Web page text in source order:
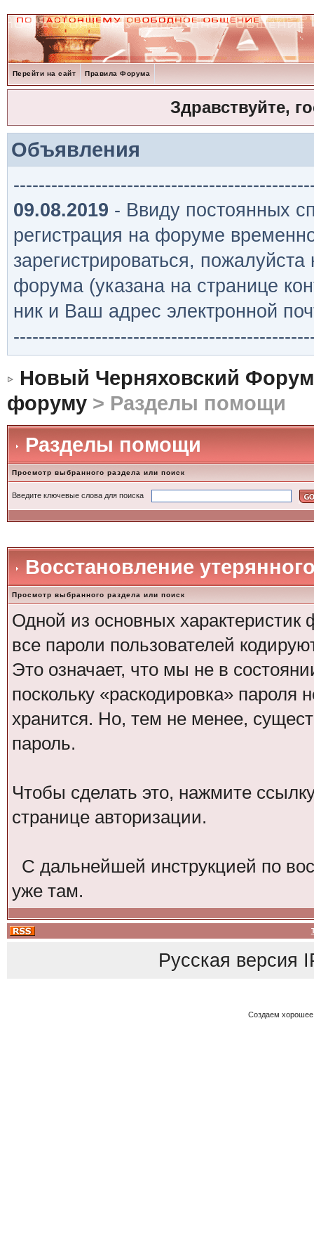
Перейти на сайт Правила Форума
Здравствуйте,
Объявления
09.08.2019 - Ввиду постоянных
регистрация на форуме
зарегистрироваться,
форума (указана на странице
ник и Ваш адрес электронной
Новый Черняховский Форум
форуму> Разделы помощи
Разделы помощи
Просмотр выбранного раздела или поиск
Введите ключевые слова для поиска
Восстановление
Просмотр выбранного раздела или поиск
Одной из основных характеристик
все пароли пользователей
Это означает, что мы не в
поскольку «раскодировка» пароля
хранится. Но, тем не менее,
пароль.
Чтобы сделать это, нажмите
странице авторизации.
С дальнейшей инструкцией по
уже там.
Русская версия
Создаем